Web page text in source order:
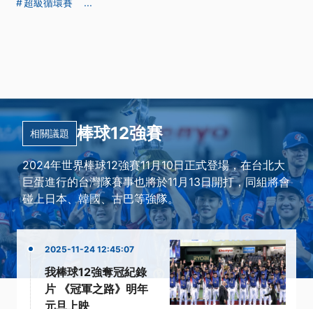
相關議題 棒球12強賽
2024年世界棒球12強賽11月10日正式登場，在台北大
巨蛋進行的台灣隊賽事也將於11月13日開打，同組將會
碰上日本、韓國、古巴等強隊。
2025-11-24 12:45:07
我棒球12強奪冠紀錄
片 《冠軍之路》明年
元旦上映